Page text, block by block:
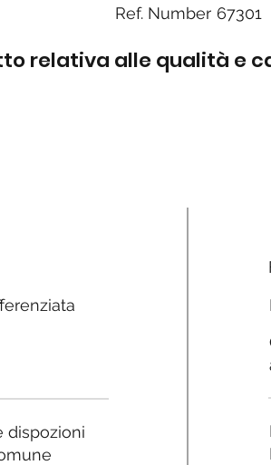
Ref. Number 67301
relativa alle qualità e
dispozioni